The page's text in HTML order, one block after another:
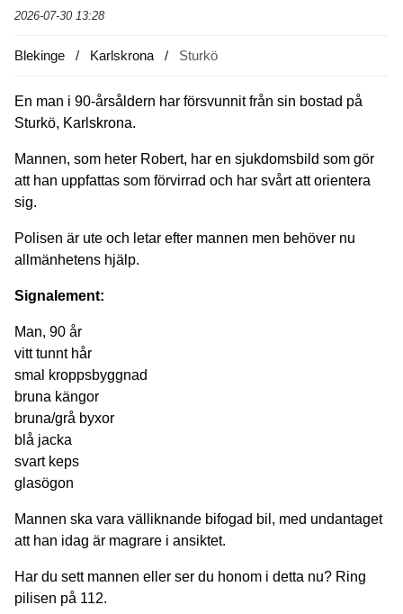
2026-07-30 13:28
Blekinge Karlskrona Sturkö
En man i 90-årsåldern har försvunnit från sin bostad på
Sturkö, Karlskrona.
Mannen, som heter Robert, har en sjukdomsbild som gör
att han uppfattas som förvirrad och har svårt att orientera
sig.
Polisen är ute och letar efter mannen men behöver nu
allmänhetens hjälp.
Signalement:
Man, 90 år
vitt tunnt hår
smal kroppsbyggnad
bruna kängor
bruna/grå byxor
blå jacka
svart keps
glasögon
Mannen ska vara välliknande bifogad bil, med undantaget
att han idag är magrare i ansiktet.
Har du sett mannen eller ser du honom i detta nu? Ring
pilisen på 112.